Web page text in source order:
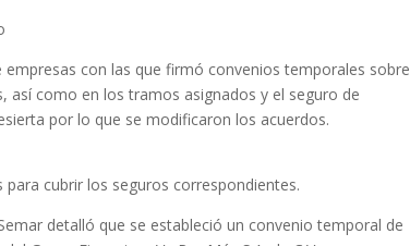
con las que firmó convenios temporales sobre
así como en los tramos asignados y el seguro de
por lo que se modificaron los acuerdos.
cubrir los seguros correspondientes.
detalló que se estableció un convenio temporal de